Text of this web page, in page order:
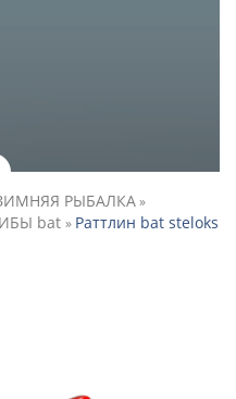
РЫБАЛКА»
bat » Раттлин bat steloks